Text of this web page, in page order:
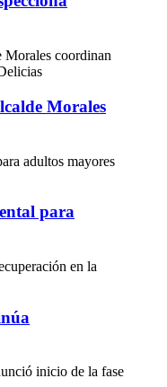
Morales
para